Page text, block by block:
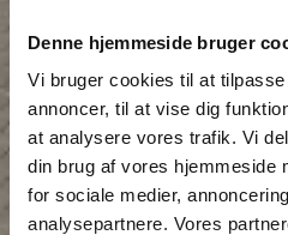
Denne hjemmeside bruger
Vi bruger cookies til at
annoncer, til at vise dig
at analysere vores trafik. Vi
din brug af vores hjemmeside
for sociale medier,
analysepartnere. Vores